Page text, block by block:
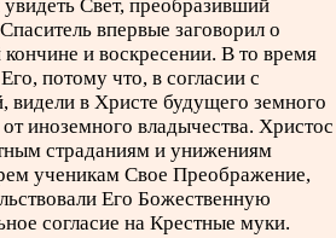
Свет, преобразивший
впервые заговорил о
и воскресении. В то время
потому что, в согласии с
видели в Христе будущего земного
иноземного владычества. Христос
страданиям и унижениям
ученикам Свое Преображение,
Его Божественную
согласие на Крестные муки.